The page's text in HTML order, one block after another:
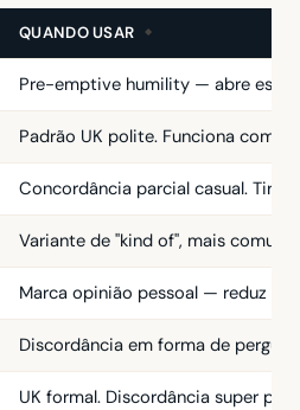
QUANDO USAR
Pre-emptive humility — abre
Padrão UK polite. Funciona como
Concordância parcial casual. Tira
Variante de "kind of", mais comum
Marca opinião pessoal — reduz
Discordância em forma de
UK formal. Discordância super